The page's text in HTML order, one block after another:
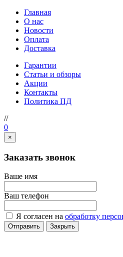
Главная
О нас
Новости
Оплата
Доставка
Гарантии
Статьи и обзоры
Акции
Контакты
Политика ПД
//
0
×
Заказать звонок
Ваше имя
Ваш телефон
Я согласен на обработку
Отправить Закрыть